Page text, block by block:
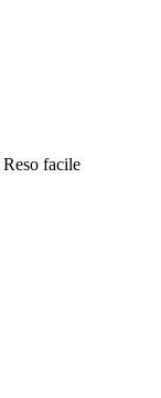
Reso facile